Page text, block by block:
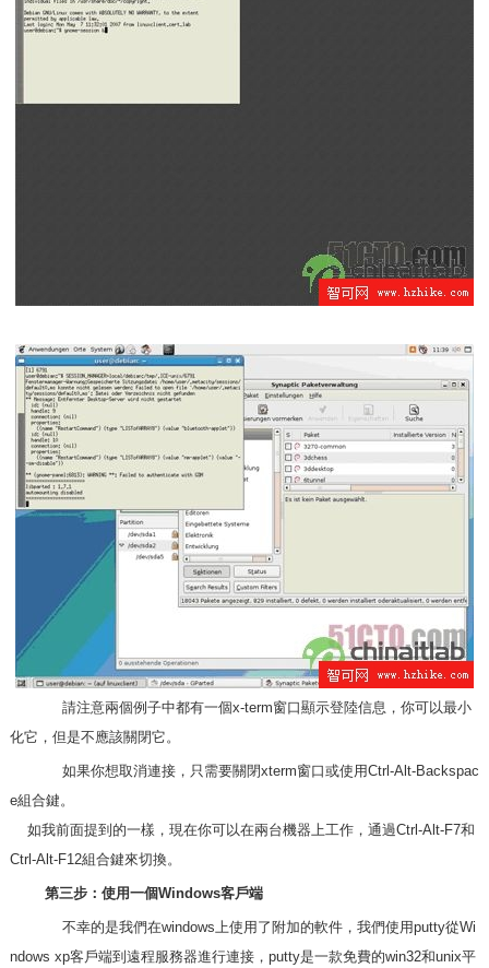
請注意兩個例子中都有一個x-term窗口顯示登陸信息，你可以最小
化它，但是不應該關閉它。
如果你想取消連接，只需要關閉xterm窗口或使用Ctrl-Alt-Backspac
e組合鍵。
如我前面提到的一樣，現在你可以在兩台機器上工作，通過Ctrl-Alt-F7和
Ctrl-Alt-F12組合鍵來切換。
第三步：使用一個Windows客戶端
不幸的是我們在windows上使用了附加的軟件，我們使用putty從Wi
ndows xp客戶端到遠程服務器進行連接，putty是一款免費的win32和unix平